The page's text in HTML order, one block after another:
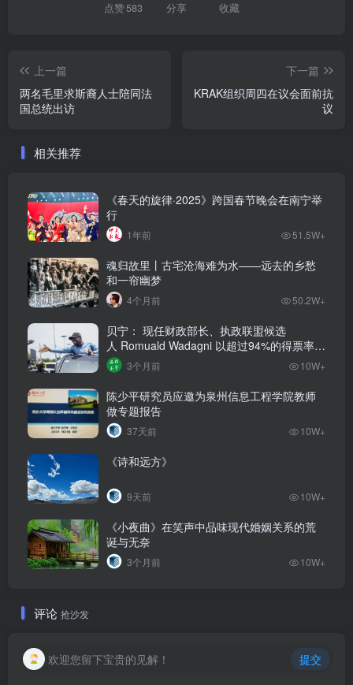
点赞583 分享 收藏
上一篇
两名毛里求斯裔人士陪同法
国总统出访
下一篇
KRAK组织周四在议会面前抗
议
相关推荐
《春天的旋律·2025》跨国春节晚会在南宁举
行
1年前 51.5W+
魂归故里丨古宅沧海难为水——远去的乡愁
和一帘幽梦
4个月前 50.2W+
贝宁： 现任财政部长、执政联盟候选
人‌ Romuald Wadagni 以超过94%的得票率当
选新任总统‌
3个月前 10W+
陈少平研究员应邀为泉州信息工程学院教师
做专题报告
37天前 10W+
《诗和远方》
9天前 10W+
《小夜曲》在笑声中品味现代婚姻关系的荒
诞与无奈
3个月前 10W+
评论 抢沙发
欢迎您留下宝贵的见解！ 提交